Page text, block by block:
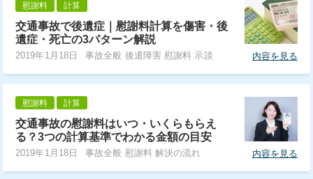
慰謝料 計算
交通事故で後遺症｜慰謝料計算を傷害・後
遺症・死亡の3パターン解説
2019年1月18日 事故全般 後遺障害 慰謝料 示談 内容を見る
慰謝料 計算
交通事故の慰謝料はいつ・いくらもらえ
る？3つの計算基準でわかる金額の目安
2019年1月18日 事故全般 慰謝料 解決の流れ 内容を見る